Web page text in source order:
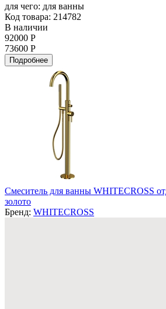
для чего: для ванны
Код товара: 214782
В наличии
92000 Р
73600 Р
Подробнее
Смеситель для ванны WHITECROSS
золото
Бренд: WHITECROSS